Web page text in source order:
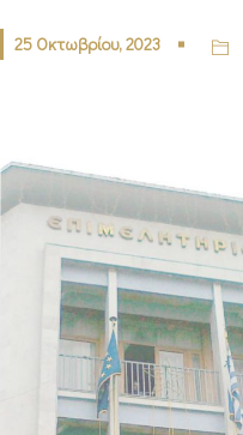
25 Οκτωβρίου, 2023